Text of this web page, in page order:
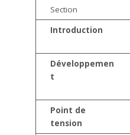
Section
Introduction
Développemen
t
Point de
tension